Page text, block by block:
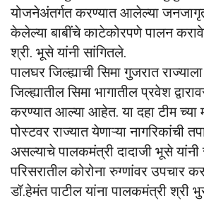
योजनेअंतर्गत करण्यात आलेल्या
केलेल्या बाबींचे काटेकोरपणे पालन
श्री. भूसे यांनी सांगितले.
पालघर जिल्ह्याची सिमा गुजरात
जिल्ह्यातील सिमा भागातील प्रवेश
करण्यात आल्या आहेत. या दहा टीम च्या
पोस्टवर राज्यात येणाऱ्या नागरिकांची
असल्याचे पालकमंत्री दादाजी भूसे
परिसरातील कोरोना रुग्णांवर उपचार
डॉ.हेमंत पाटील यांना पालकमंत्री श्री